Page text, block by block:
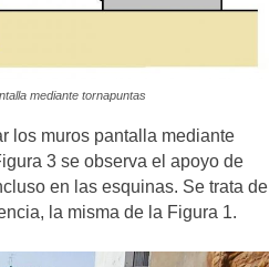
mediante tornapuntas
los muros pantalla mediante
3 se observa el apoyo de
en las esquinas. Se trata de
la misma de la Figura 1.